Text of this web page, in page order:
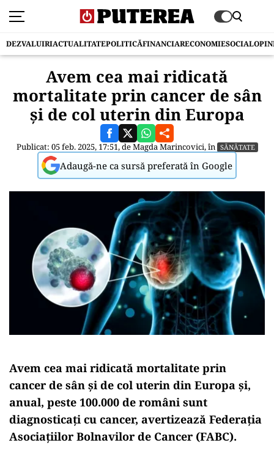
DEZVALUIRIACTUALITATEPOLITICĂFINANCIARECONOMIESOCIAL
Avem cea mai ridicată
mortalitate prin cancer de sân
și de col uterin din Europa
Publicat: 05 feb. 2025, 17:51, deMagda Marincovici, în SĂNĂTATE
Adaugă-ne ca sursă preferată în Google
Avem cea mai ridicată mortalitate prin
cancer de sân și de col uterin din Europa și,
anual, peste 100.000 de români sunt
diagnosticați cu cancer, avertizează Federația
Asociațiilor Bolnavilor de Cancer (FABC).